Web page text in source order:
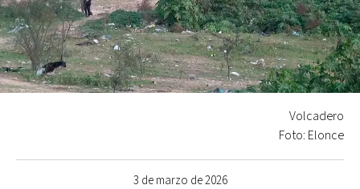
3 de marzo de 2026
Volcadero
Foto: Elonce